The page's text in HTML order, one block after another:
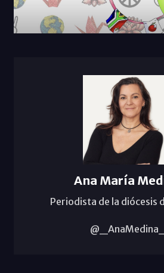
Ana María
Periodista de la diócesis
@_AnaMedina_